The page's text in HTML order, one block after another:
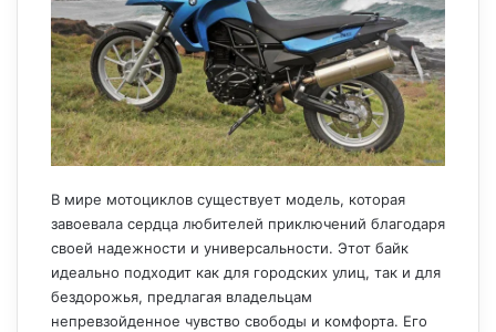
В мире мотоциклов существует модель, которая
завоевала сердца любителей приключений благодаря
своей надежности и универсальности. Этот байк
идеально подходит как для городских улиц, так и для
бездорожья, предлагая владельцам
непревзойденное чувство свободы и комфорта. Его